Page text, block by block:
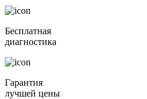
Бесплатная
диагностика
Гарантия
лучшей цены